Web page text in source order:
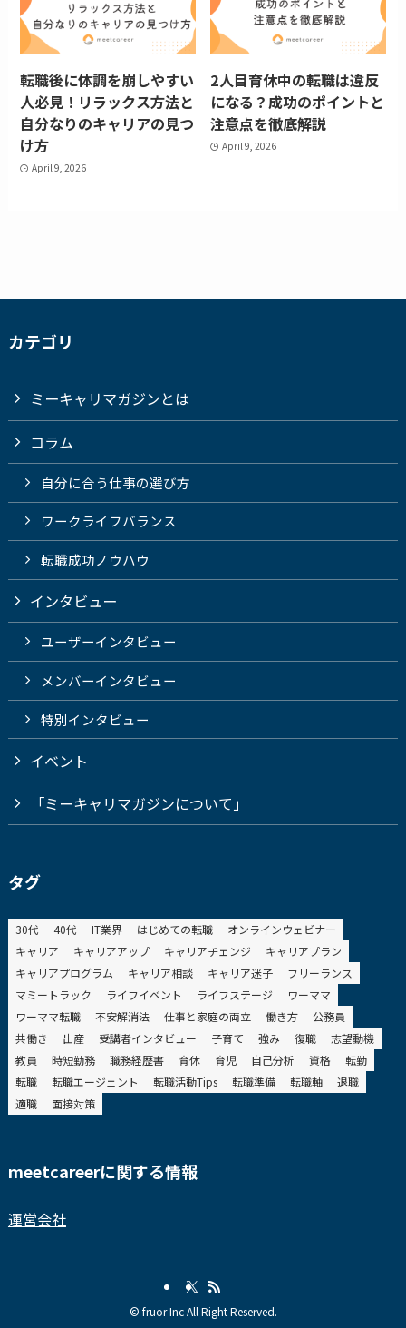
転職後に体調を崩しやすい
人必見！リラックス方法と
自分なりのキャリアの見つ
け方
April 9, 2026
2人目育休中の転職は違反
になる？成功のポイントと
注意点を徹底解説
April 9, 2026
カテゴリ
ミーキャリマガジンとは
コラム
自分に合う仕事の選び方
ワークライフバランス
転職成功ノウハウ
インタビュー
ユーザーインタビュー
メンバーインタビュー
特別インタビュー
イベント
「ミーキャリマガジンについて」
タグ
30代 40代 IT業界 はじめての転職
オンラインウェビナー
キャリア
キャリアアップ キャリアチェンジ
キャリアプラン
キャリアプログラム
キャリア相談 キャリア迷子
フリーランス
マミートラック
ライフイベント ライフステージ
ワーママ
ワーママ転職
不安解消法 仕事と家庭の両立 働き方
公務員
共働き
出産 受講者インタビュー 子育て 強み 復職
志望動機
教員
時短勤務 職務経歴書 育休 育児 自己分析 資格
転勤
転職
転職エージェント 転職活動Tips 転職準備 転職軸
退職
適職
面接対策
meetcareerに関する情報
運営会社
© fruor Inc All Right Reserved.